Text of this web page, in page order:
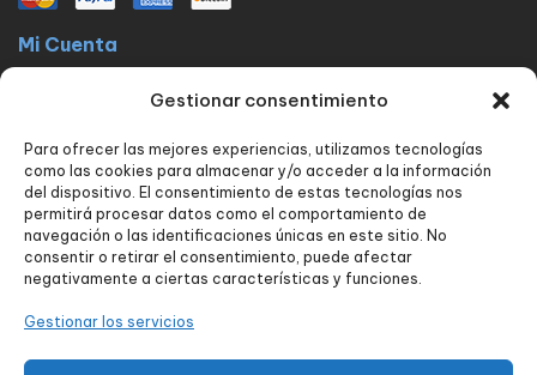
Gestionar consentimiento
Para ofrecer las mejores experiencias, utilizamos tecnologías
como las cookies para almacenar y/o acceder a la información
del dispositivo. El consentimiento de estas tecnologías nos
permitirá procesar datos como el comportamiento de
navegación o las identificaciones únicas en este sitio. No
consentir o retirar el consentimiento, puede afectar
negativamente a ciertas características y funciones.
Gestionar los servicios
Mi Cuenta
Políticas
FAQ Avisos legales
Política de privacidad
Política de envío y devoluciones
Política de cookies
Nuestros servicios